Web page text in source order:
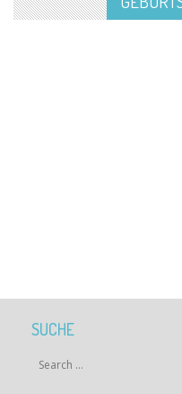
SUCHE